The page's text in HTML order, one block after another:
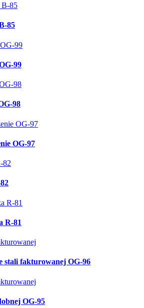
85
99
98
OG-97
R-81
stali fakturowanej OG-96
OG-95